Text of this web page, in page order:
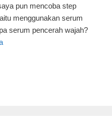
pun mencoba step
menggunakan serum
serum pencerah wajah?